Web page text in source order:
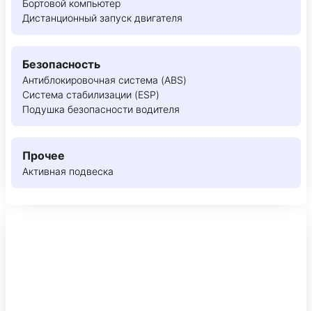
Бортовой компьютер
Дистанционный запуск двигателя
Безопасность
Антиблокировочная система (ABS)
Система стабилизации (ESP)
Подушка безопасности водителя
Прочее
Активная подвеска